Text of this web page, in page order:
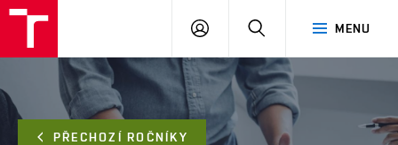
Brno
MENU
PŘIHLÁSIT
PŘECHOZÍ ROČNÍKY